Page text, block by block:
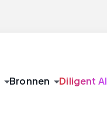
arrow_drop_downBronnen arrow_drop_downDiligent AI